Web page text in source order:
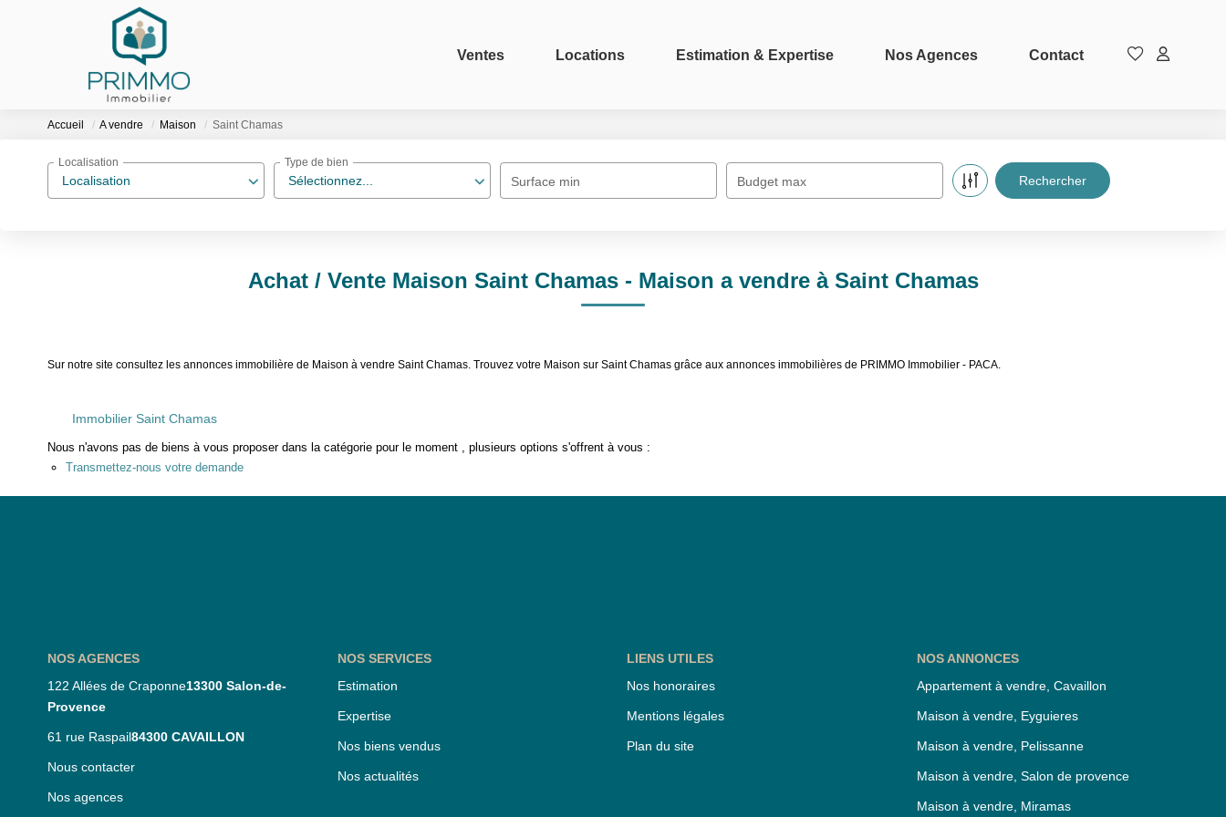
Ventes Locations Estimation & Expertise Nos Agences Contact
Accueil A vendre Maison Saint Chamas
Localisation
Localisation
Sélectionnez...
Type de bien
Surface min Budget max
Achat / Vente Maison Saint Chamas - Maison a vendre à Saint Chamas
Sur notre site consultez les annonces immobilière de Maison à vendre Saint Chamas. Trouvez votre Maison sur Saint Chamas grâce aux annonces immobilières de PRIMMO Immobilier - PACA.
Immobilier Saint Chamas
Nous n'avons pas de biens à vous proposer dans la catégorie pour le moment , plusieurs options s'offrent à vous :
Transmettez-nous votre demande
NOS AGENCES
122 Allées de Craponne13300 Salon-de-
Provence
61 rue Raspail84300 CAVAILLON
Nous contacter
Nos agences
NOS SERVICES
Estimation
Expertise
Nos biens vendus
Nos actualités
LIENS UTILES
Nos honoraires
Mentions légales
Plan du site
NOS ANNONCES
Appartement à vendre, Cavaillon
Maison à vendre, Eyguieres
Maison à vendre, Pelissanne
Maison à vendre, Salon de provence
Maison à vendre, Miramas